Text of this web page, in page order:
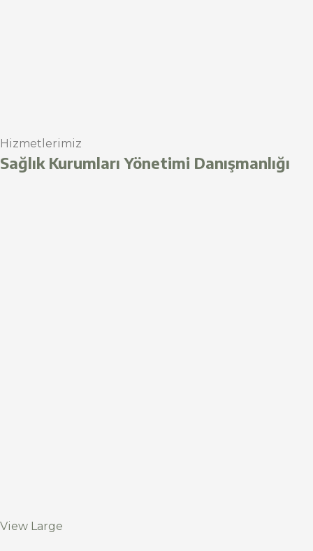
Hizmetlerimiz
Sağlık Kurumları Yönetimi Danışmanlığı
View Large